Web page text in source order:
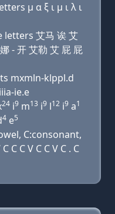
μ α ξ ι μ ι λ ι
艾马 诶 艾
- 开 艾勒 艾 屁 屁
mxmln-klppl.d
ie.e
24 i9 m13 i9 l12 i9 a1
4 e5
C:consonant,
C C V C C V C . C